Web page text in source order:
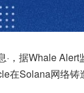
·，据Whale Alert
在Solana网络铸